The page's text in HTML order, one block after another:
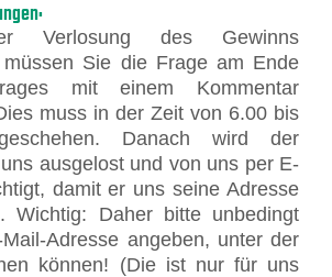
Verlosung des Gewinns
müssen Sie die Frage am Ende
mit einem Kommentar
muss in der Zeit von 6.00 bis
Danach wird der
ausgelost und von uns per E-
damit er uns seine Adresse
Wichtig: Daher bitte unbedingt
Adresse angeben, unter der
können! (Die ist nur für uns